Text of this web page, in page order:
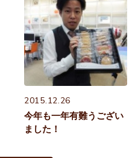
2015.12.26
今年も一年有難うござい
ました！